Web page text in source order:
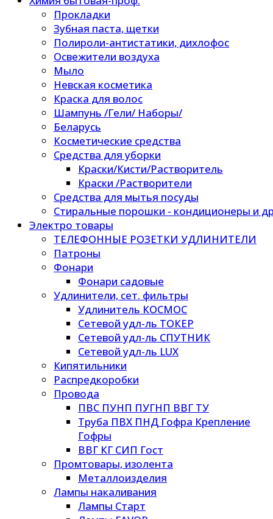
Прокладки
Зубная паста, щетки
Полироли-антистатики, дихлофос
Освежители воздуха
Мыло
Невская косметика
Краска для волос
Шампунь /Гели/ Наборы/
Беларусь
Косметические средства
Средства для уборки
Краски/Кисти/Растворитель
Краски /Растворители
Средства для мытья посуды
Стиральные порошки - кондиционеры и
Электро товары
ТЕЛЕФОННЫЕ РОЗЕТКИ УДЛИНИТЕЛИ
Патроны
Фонари
Фонари садовые
Удлинители, сет. фильтры
Удлинитель КОСМОС
Сетевой удл-ль ТОКЕР
Сетевой удл-ль СПУТНИК
Сетевой удл-ль LUX
Кипятильники
Распредкоробки
Провода
ПВС ПУНП ПУГНП ВВГ ТУ
Труба ПВХ ПНД Гофра Крепление
Гофры
ВВГ КГ СИП Гост
Промтовары, изолента
Металлоизделия
Лампы накаливания
Лампы Старт